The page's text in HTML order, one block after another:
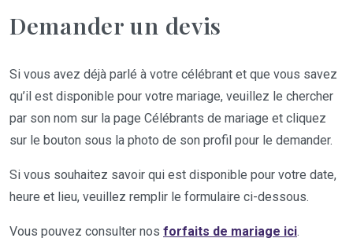
Demander un devis
Si vous avez déjà parlé à votre célébrant et que vous savez
qu’il est disponible pour votre mariage, veuillez le chercher
par son nom sur la page Célébrants de mariage et cliquez
sur le bouton sous la photo de son profil pour le demander.
Si vous souhaitez savoir qui est disponible pour votre date,
heure et lieu, veuillez remplir le formulaire ci-dessous.
Vous pouvez consulter nos forfaits de mariage ici.